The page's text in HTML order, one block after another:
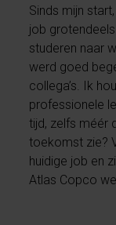
Sinds mijn
job
studeren naar
werd goed
collega’s. Ik
professionele
tijd, zelfs méér
toekomst zie?
huidige job en
Atlas Copco